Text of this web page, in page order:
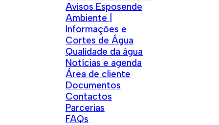
Avisos Esposende
Ambiente |
Informações e
Cortes de Água
Qualidade da água
Notícias e agenda
Área de cliente
Documentos
Contactos
Parcerias
FAQs